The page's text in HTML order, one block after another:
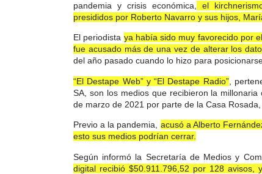
pandemia y crisis económica,
el
presididos por Roberto Navarro y sus hijos,
El periodista ya había sido muy favorecido por
fue acusado más de una vez de alterar los
del año pasado cuando lo hizo para
“El Destape Web” y “El Destape Radio”,
SA, son los medios que recibieron la
de marzo de 2021 por parte de la Casa
Previo a la pandemia, acusó a Alberto
esto sus medios podrían cerrar.
Según informó la Secretaría de Medios y
digital recibió $50.911.796,52 por 128 avisos,